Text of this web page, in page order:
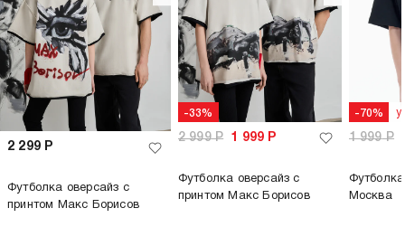
2 299 Р
Футболка оверсайз с
принтом Макс Борисов
-33%
2 999Р 1 999 Р
Футболка оверсайз с
принтом Макс Борисов
-70%
1 999Р
Москва